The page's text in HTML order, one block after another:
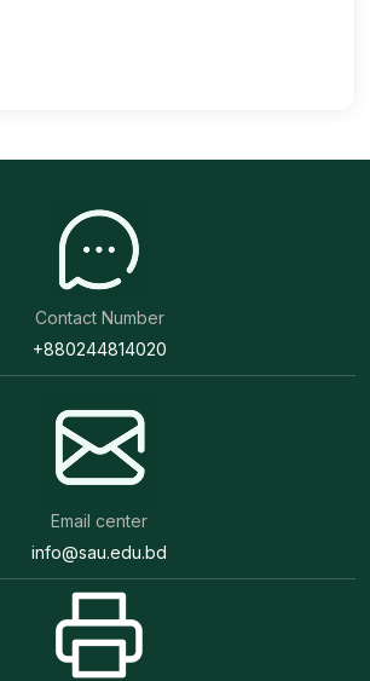
Contact Number
+880244814020
Email center
info@sau.edu.bd